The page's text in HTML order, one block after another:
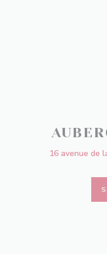
16 avenue de